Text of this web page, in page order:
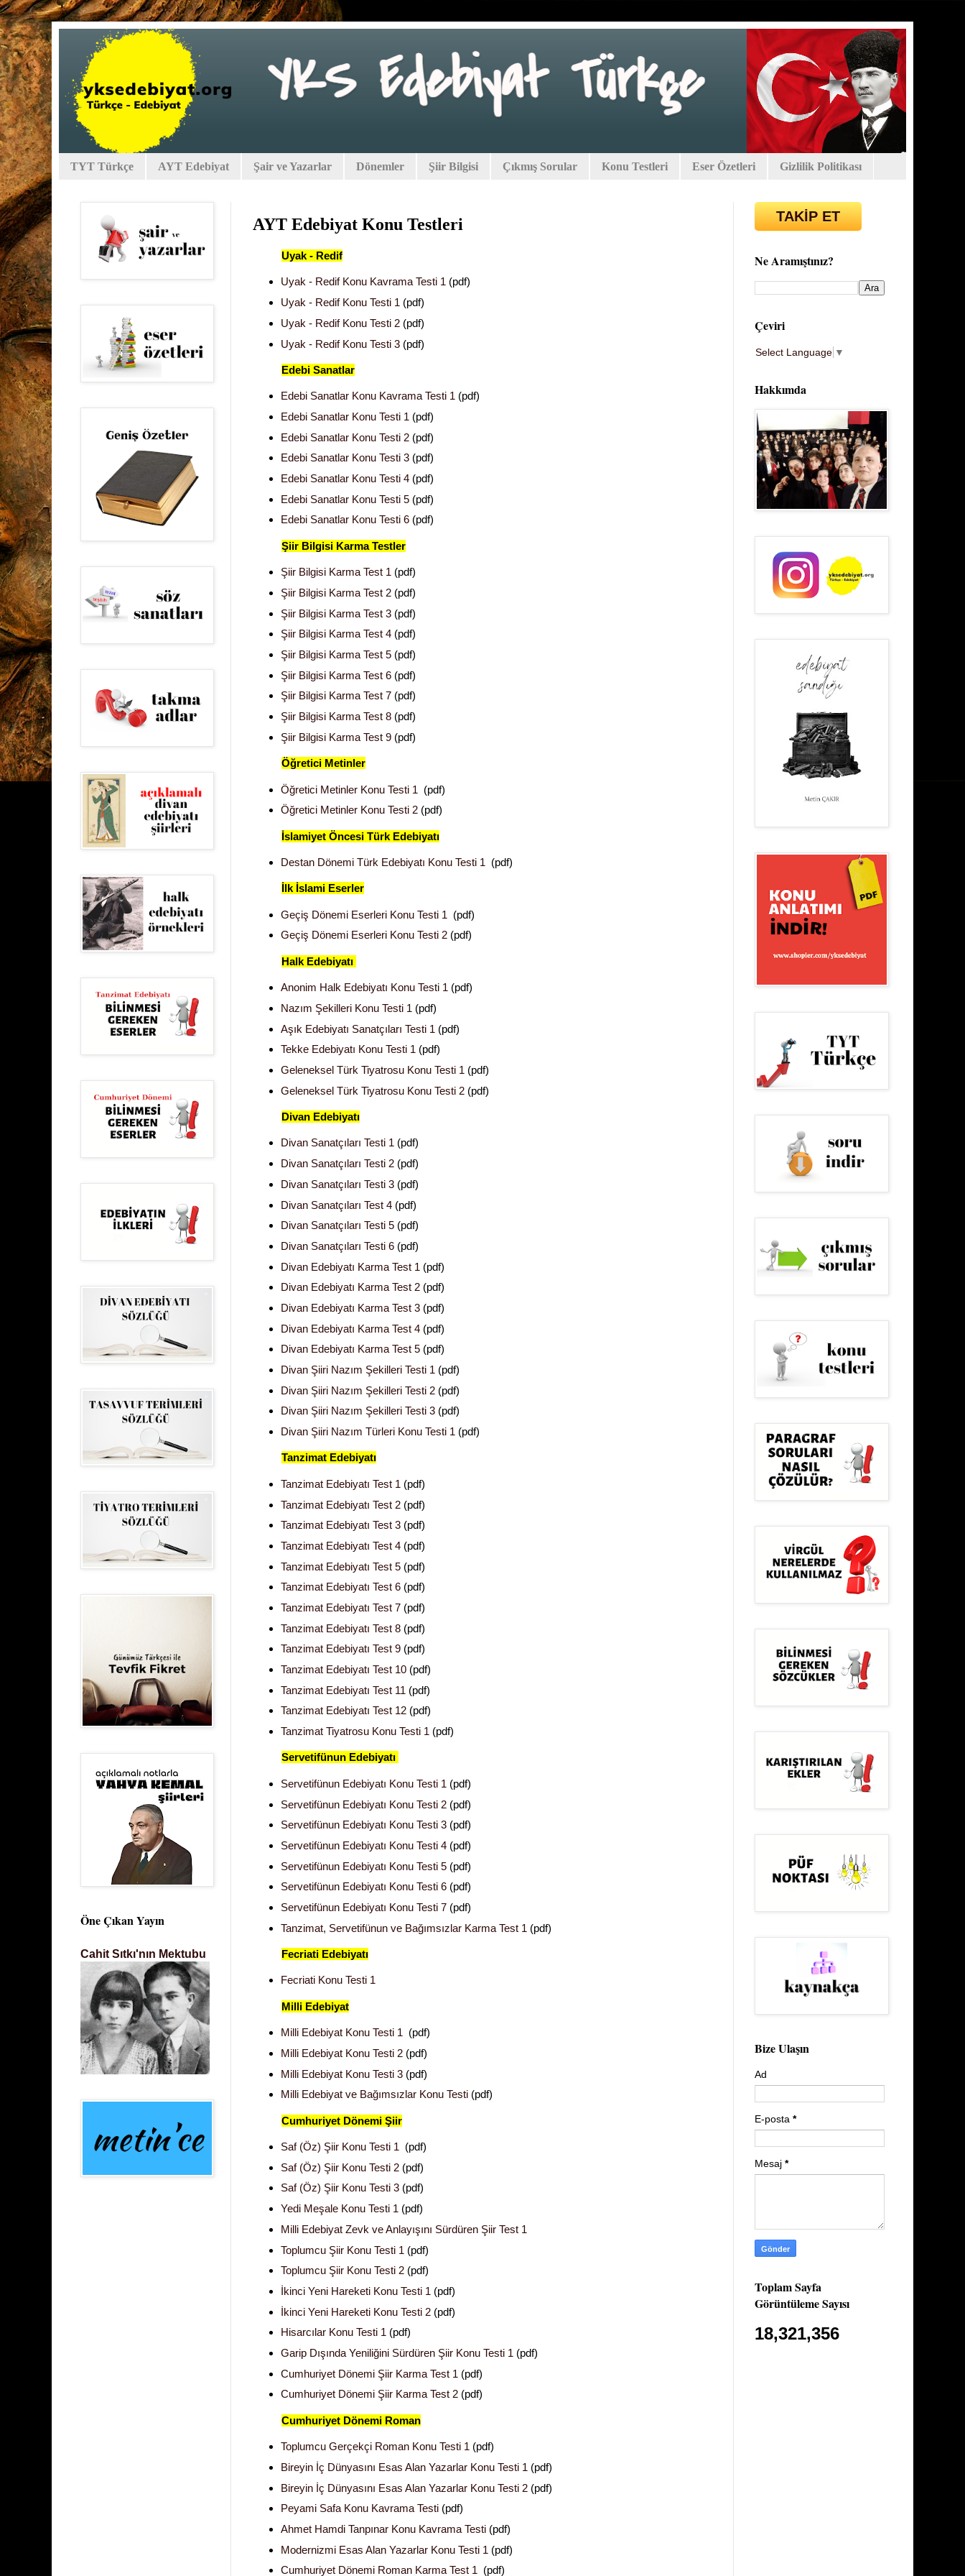
TYT Türkçe AYT Edebiyat Şair ve Yazarlar Dönemler Şiir Bilgisi Çıkmış Sorular Konu Testleri Eser Özetleri Gizlilik Politikası
AYT Edebiyat Konu Testleri
Uyak - Redif
Uyak - Redif Konu Kavrama Testi 1(pdf)
Uyak - Redif Konu Testi 1 (pdf)
Uyak - Redif Konu Testi 2(pdf)
Uyak - Redif Konu Testi 3(pdf)
Edebi Sanatlar
Edebi Sanatlar Konu Kavrama Testi 1 (pdf)
Edebi Sanatlar Konu Testi 1 (pdf)
Edebi Sanatlar Konu Testi 2(pdf)
Edebi Sanatlar Konu Testi 3(pdf)
Edebi Sanatlar Konu Testi 4(pdf)
Edebi Sanatlar Konu Testi 5(pdf)
Edebi Sanatlar Konu Testi 6(pdf)
Şiir Bilgisi Karma Testler
Şiir Bilgisi Karma Test 1 (pdf)
Şiir Bilgisi Karma Test 2(pdf)
Şiir Bilgisi Karma Test 3(pdf)
Şiir Bilgisi Karma Test 4(pdf)
Şiir Bilgisi Karma Test 5(pdf)
Şiir Bilgisi Karma Test 6(pdf)
Şiir Bilgisi Karma Test 7(pdf)
Şiir Bilgisi Karma Test 8(pdf)
Şiir Bilgisi Karma Test 9(pdf)
Öğretici Metinler
Öğretici Metinler Konu Testi 1 (pdf)
Öğretici Metinler Konu Testi 2(pdf)
İslamiyet Öncesi Türk Edebiyatı
Destan Dönemi Türk Edebiyatı Konu Testi 1 (pdf)
İlk İslami Eserler
Geçiş Dönemi Eserleri Konu Testi 1 (pdf)
Geçiş Dönemi Eserleri Konu Testi 2(pdf)
Halk Edebiyatı
Anonim Halk Edebiyatı Konu Testi 1 (pdf)
Nazım Şekilleri Konu Testi 1 (pdf)
Aşık Edebiyatı Sanatçıları Testi 1 (pdf)
Tekke Edebiyatı Konu Testi 1 (pdf)
Geleneksel Türk Tiyatrosu Konu Testi 1 (pdf)
Geleneksel Türk Tiyatrosu Konu Testi 2(pdf)
Divan Edebiyatı
Divan Sanatçıları Testi 1(pdf)
Divan Sanatçıları Testi 2(pdf)
Divan Sanatçıları Testi 3(pdf)
Divan Sanatçıları Test 4(pdf)
Divan Sanatçıları Testi 5(pdf)
Divan Sanatçıları Testi 6(pdf)
Divan Edebiyatı Karma Test 1 (pdf)
Divan Edebiyatı Karma Test 2(pdf)
Divan Edebiyatı Karma Test 3(pdf)
Divan Edebiyatı Karma Test 4(pdf)
Divan Edebiyatı Karma Test 5(pdf)
Divan Şiiri Nazım Şekilleri Testi 1 (pdf)
Divan Şiiri Nazım Şekilleri Testi 2 (pdf)
Divan Şiiri Nazım Şekilleri Testi 3(pdf)
Divan Şiiri Nazım Türleri Konu Testi 1 (pdf)
Tanzimat Edebiyatı
Tanzimat Edebiyatı Test 1 (pdf)
Tanzimat Edebiyatı Test 2(pdf)
Tanzimat Edebiyatı Test 3(pdf)
Tanzimat Edebiyatı Test 4(pdf)
Tanzimat Edebiyatı Test 5 (pdf)
Tanzimat Edebiyatı Test 6(pdf)
Tanzimat Edebiyatı Test 7(pdf)
Tanzimat Edebiyatı Test 8(pdf)
Tanzimat Edebiyatı Test 9(pdf)
Tanzimat Edebiyatı Test 10(pdf)
Tanzimat Edebiyatı Test 11 (pdf)
Tanzimat Edebiyatı Test 12(pdf)
Tanzimat Tiyatrosu Konu Testi 1 (pdf)
Servetifünun Edebiyatı
Servetifünun Edebiyatı Konu Testi 1 (pdf)
Servetifünun Edebiyatı Konu Testi 2(pdf)
Servetifünun Edebiyatı Konu Testi 3(pdf)
Servetifünun Edebiyatı Konu Testi 4(pdf)
Servetifünun Edebiyatı Konu Testi 5(pdf)
Servetifünun Edebiyatı Konu Testi 6(pdf)
Servetifünun Edebiyatı Konu Testi 7(pdf)
Tanzimat, Servetifünun ve Bağımsızlar Karma Test 1 (pdf)
Fecriati Edebiyatı
Fecriati Konu Testi 1
Milli Edebiyat
Milli Edebiyat Konu Testi 1 (pdf)
Milli Edebiyat Konu Testi 2(pdf)
Milli Edebiyat Konu Testi 3(pdf)
Milli Edebiyat ve Bağımsızlar Konu Testi(pdf)
Cumhuriyet Dönemi Şiir
Saf (Öz) Şiir Konu Testi 1 (pdf)
Saf (Öz) Şiir Konu Testi 2(pdf)
Saf (Öz) Şiir Konu Testi 3(pdf)
Yedi Meşale Konu Testi 1 (pdf)
Milli Edebiyat Zevk ve Anlayışını Sürdüren Şiir Test 1
Toplumcu Şiir Konu Testi 1 (pdf)
Toplumcu Şiir Konu Testi 2(pdf)
İkinci Yeni Hareketi Konu Testi 1 (pdf)
İkinci Yeni Hareketi Konu Testi 2(pdf)
Hisarcılar Konu Testi 1 (pdf)
Garip Dışında Yeniliğini Sürdüren Şiir Konu Testi 1 (pdf)
Cumhuriyet Dönemi Şiir Karma Test 1 (pdf)
Cumhuriyet Dönemi Şiir Karma Test 2(pdf)
Cumhuriyet Dönemi Roman
Toplumcu Gerçekçi Roman Konu Testi 1 (pdf)
Bireyin İç Dünyasını Esas Alan Yazarlar Konu Testi 1 (pdf)
Bireyin İç Dünyasını Esas Alan Yazarlar Konu Testi 2(pdf)
Peyami Safa Konu Kavrama Testi(pdf)
Ahmet Hamdi Tanpınar Konu Kavrama Testi(pdf)
Modernizmi Esas Alan Yazarlar Konu Testi 1 (pdf)
Cumhuriyet Dönemi Roman Karma Test 1 (pdf)
Öne Çıkan Yayın
Cahit Sıtkı'nın Mektubu
TAKİP ET
Ne Aramıştınız?
Çeviri
Select Language ▼
Hakkımda
Bize Ulaşın
Ad
E-posta *
Mesaj *
Toplam Sayfa
Görüntüleme Sayısı
18,321,356